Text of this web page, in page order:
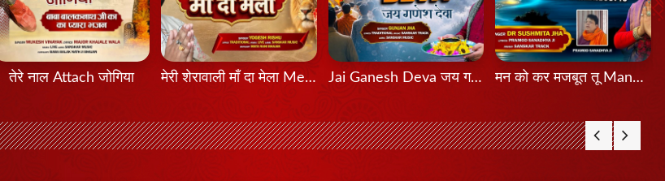
तेरे नाल Attach जोगिया मेरी शेरावाली माँ दा मेला Meri Sherawali Maa Da Mela Jai Ganesh Deva जय गणेश देवा मन को कर मजबूत तू Mann Ko Kar Majboot Tu